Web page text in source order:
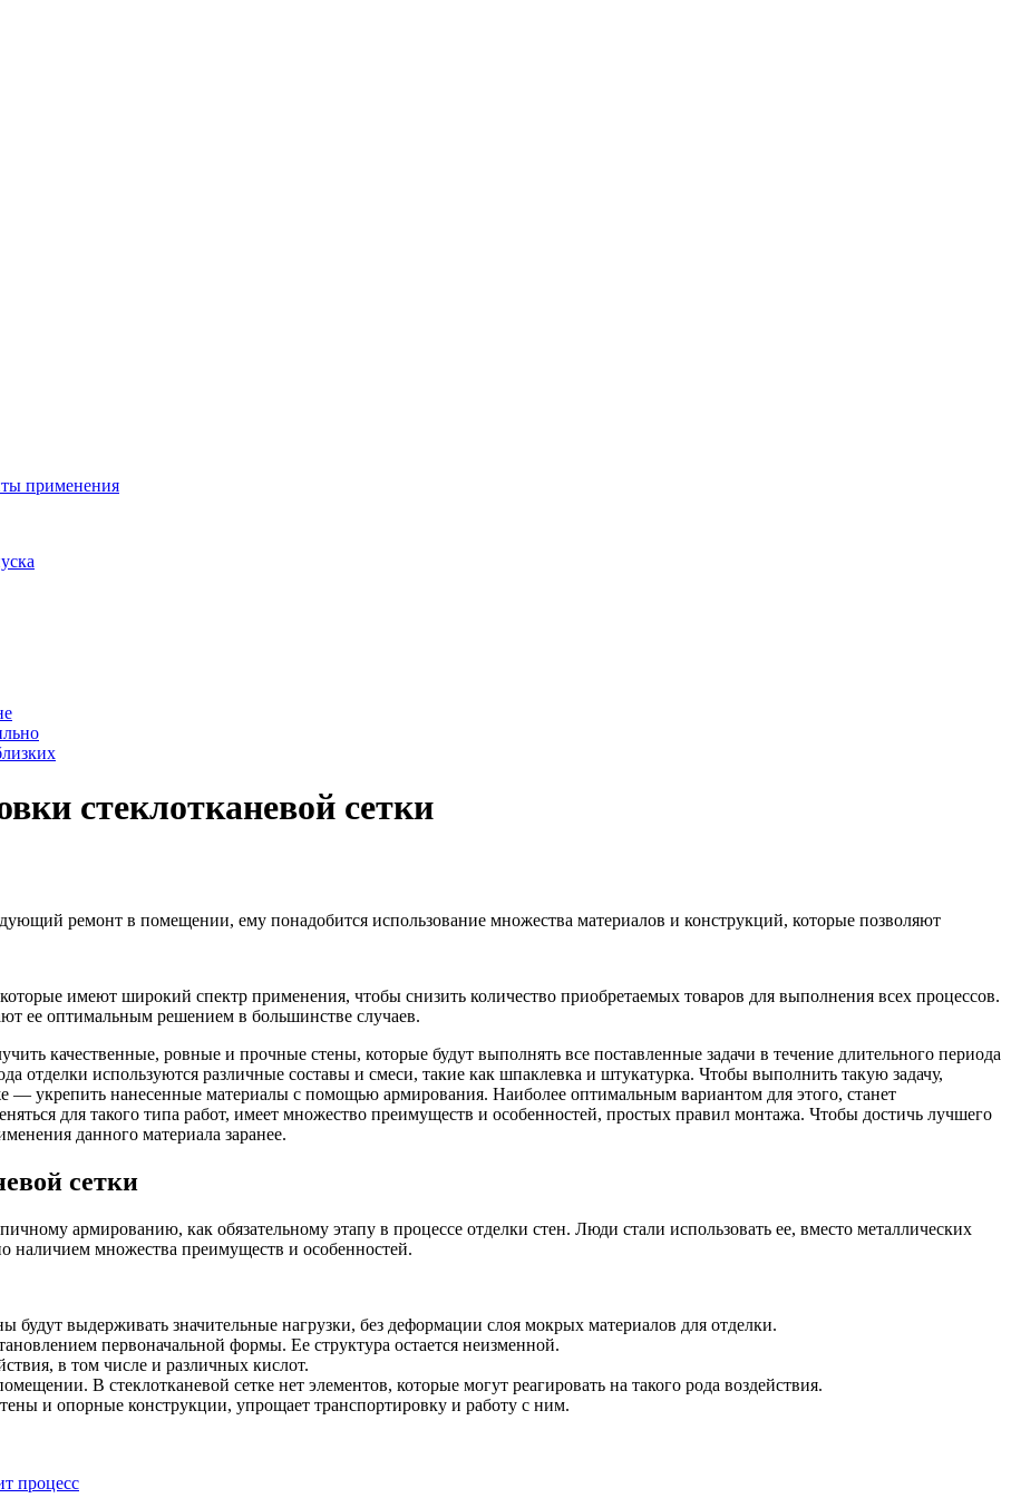
применения
стеклотканевой сетки
ремонт в помещении, ему понадобится использование множества материалов и конструкций, которые позволяют
имеют широкий спектр применения, чтобы снизить количество приобретаемых товаров для выполнения всех процессов.
ее оптимальным решением в большинстве случаев.
качественные, ровные и прочные стены, которые будут выполнять все поставленные задачи в течение длительного периода
отделки используются различные составы и смеси, такие как шпаклевка и штукатурка. Чтобы выполнить такую задачу,
— укрепить нанесенные материалы с помощью армирования. Наиболее оптимальным вариантом для этого, станет
для такого типа работ, имеет множество преимуществ и особенностей, простых правил монтажа. Чтобы достичь лучшего
данного материала заранее.
сетки
армированию, как обязательному этапу в процессе отделки стен. Люди стали использовать ее, вместо металлических
наличием множества преимуществ и особенностей.
выдерживать значительные нагрузки, без деформации слоя мокрых материалов для отделки.
первоначальной формы. Ее структура остается неизменной.
в том числе и различных кислот.
В стеклотканевой сетке нет элементов, которые могут реагировать на такого рода воздействия.
и опорные конструкции, упрощает транспортировку и работу с ним.
процесс